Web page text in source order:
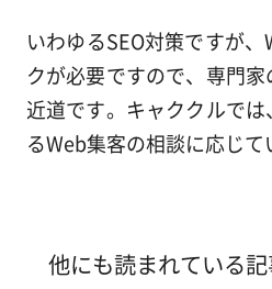
いわゆるSEO対策ですが
クが必要ですので、専門
近道です。キャククルで
るWeb集客の相談に応じて
他にも読まれている